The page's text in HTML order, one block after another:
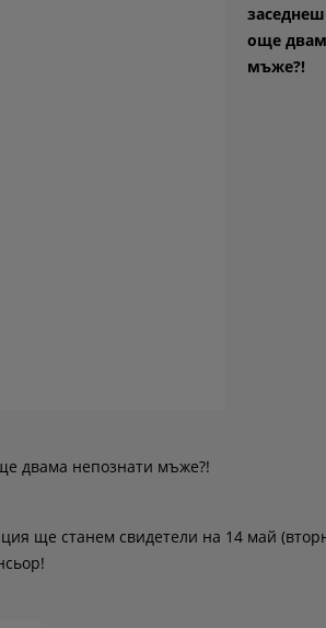
още
мъже?!
двама непознати мъже?!
ще станем свидетели на 14 май